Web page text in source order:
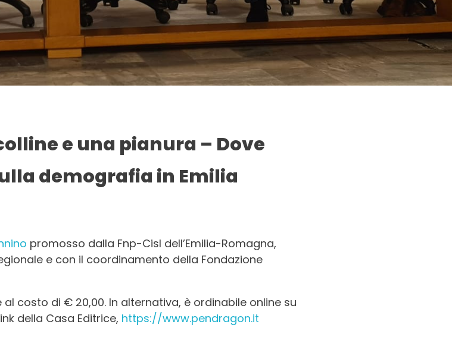
e una pianura – Dove
demografia in Emilia
promosso dalla Fnp-Cisl dell’Emilia-Romagna,
e con il coordinamento della Fondazione
costo di € 20,00. In alternativa, è ordinabile online su
della Casa Editrice, https://www.pendragon.it